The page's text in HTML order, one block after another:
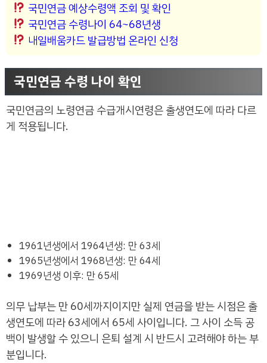
국민연금 예상수령액 조회 및 확인
국민연금 수령나이 64~68년생
내일배움카드 발급방법 온라인 신청
국민연금 수령 나이 확인
국민연금의 노령연금 수급개시연령은 출생연도에 따라 다르
게 적용됩니다.
1961년생에서 1964년생: 만 63세
1965년생에서 1968년생: 만 64세
1969년생 이후: 만 65세
의무 납부는 만 60세까지이지만 실제 연금을 받는 시점은 출
생연도에 따라 63세에서 65세 사이입니다. 그 사이 소득 공
백이 발생할 수 있으니 은퇴 설계 시 반드시 고려해야 하는 부
분입니다.